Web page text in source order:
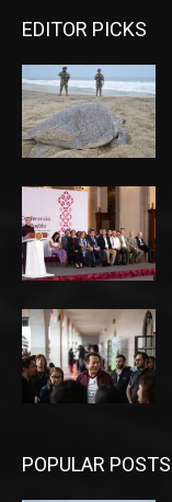
EDITOR PICKS
POPULAR POSTS